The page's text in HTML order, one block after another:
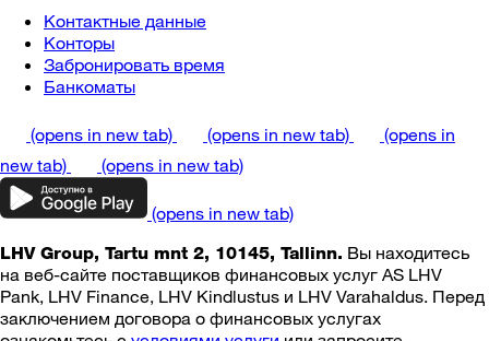
Контактные данные
Конторы
Забронировать время
Банкоматы
(opens in new tab) (opens in new tab)
(opens in
new tab)
(opens in new tab)
(opens in new tab)
LHV Group, Tartu mnt 2, 10145, Tallinn. Вы находитесь
на веб-сайте поставщиков финансовых услуг AS LHV
Pank, LHV Finance, LHV Kindlustus и LHV Varahaldus. Перед
заключением договора о финансовых услугах